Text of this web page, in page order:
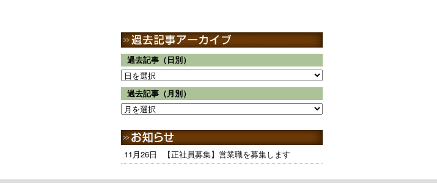
過去記事（日別）
過去記事（月別）
11月26日 【正社員募集】営業職を募集します